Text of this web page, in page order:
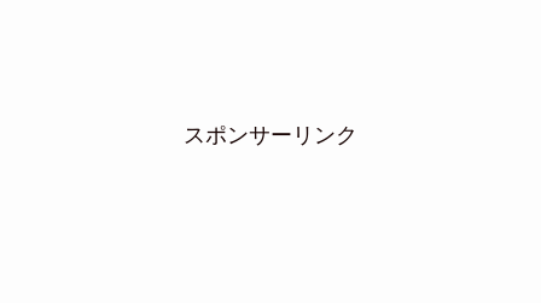
スポンサーリンク